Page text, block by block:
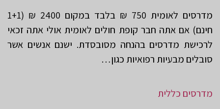
מדרסים לאומית 750 ₪ בלבד במקום 2400 ₪ (1+1
חינם) אם אתה חבר קופת חולים לאומית אולי אתה זכאי
לרכישת מדרסים בהנחה מסובסדת. ישנם אנשים אשר
סובלים מבעיות רפואיות כגון…
מדרסים כללית